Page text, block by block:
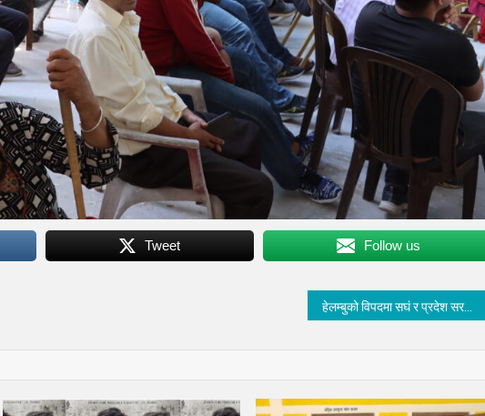
Tweet Follow us
हेलम्बुको विपदमा सघं र प्रदेश सरकारले बेवास्ता गर्यो : अध्यक्ष शेर्पा